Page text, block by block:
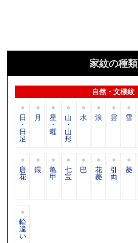
家紋の種類
自然・文様紋
日
・
日
足
月 星
・
曜
山
・
山
形
水 浪 雲 雪
唐
花
鐶 亀
甲
七
宝
巴 花
菱
引
両
菱
輪
違
い